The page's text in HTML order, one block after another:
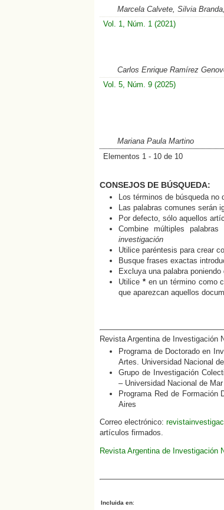
Marcela Calvete, Silvia
Vol. 1, Núm. 1 (2021)
Carlos Enrique Ramírez
Vol. 5, Núm. 9 (2025)
Mariana Paula Martino
Elementos 1 - 10 de 10
CONSEJOS DE BÚSQUEDA:
Los términos de búsqueda
Las palabras comunes serán
Por defecto, sólo aquellos
Combine múltiples palabras
investigación
Utilice paréntesis para crear
Busque frases exactas
Excluya una palabra
Utilice* en un término como
que aparezcan aquellos
Revista Argentina de Investigación
Programa de Doctorado en
Artes. Universidad Nacional
Grupo de Investigación
– Universidad Nacional de
Programa Red de Formación
Aires
Correo electrónico:
artículos firmados.
Revista Argentina de Investigación
Incluida en: